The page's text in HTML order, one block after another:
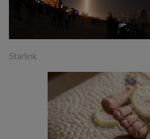
Starlink